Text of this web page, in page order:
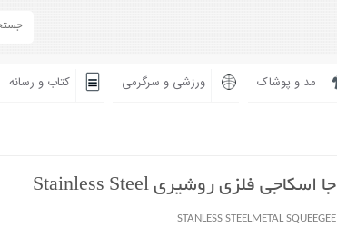
مد و پوشاک ورزشی و سرگرمی کتاب و رسانه
جا اسکاجی فلزی روشیری Stainless Steel
STANLESS STEELMETAL SQUEEGEE